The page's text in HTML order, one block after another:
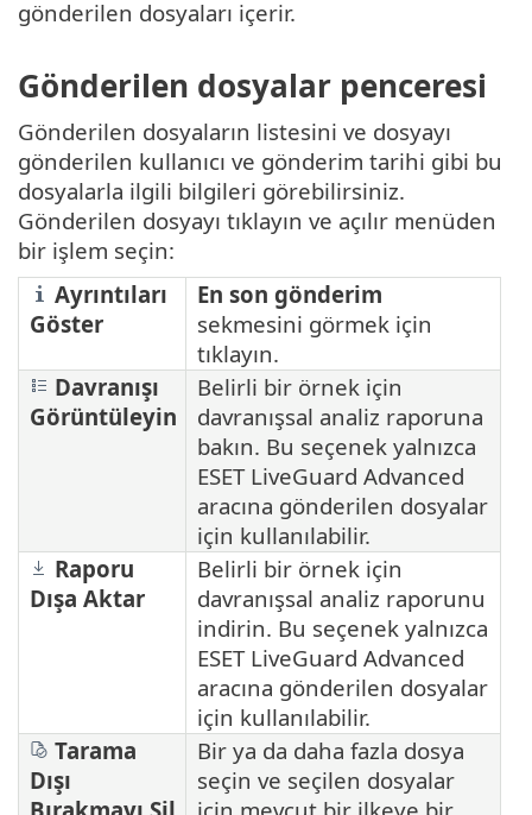
gönderilen dosyaları içerir.
Gönderilen dosyalar penceresi
Gönderilen dosyaların listesini ve dosyayı
gönderilen kullanıcı ve gönderim tarihi gibi bu
dosyalarla ilgili bilgileri görebilirsiniz.
Gönderilen dosyayı tıklayın ve açılır menüden
bir işlem seçin:
Ayrıntıları
Göster
En son gönderim
sekmesini görmek için
tıklayın.
Davranışı
Görüntüleyin
Belirli bir örnek için
davranışsal analiz raporuna
bakın. Bu seçenek yalnızca
ESET LiveGuard Advanced
aracına gönderilen dosyalar
için kullanılabilir.
Raporu
Dışa Aktar
Belirli bir örnek için
davranışsal analiz raporunu
indirin. Bu seçenek yalnızca
ESET LiveGuard Advanced
aracına gönderilen dosyalar
için kullanılabilir.
Tarama
Dışı
Bir ya da daha fazla dosya
seçin ve seçilen dosyalar